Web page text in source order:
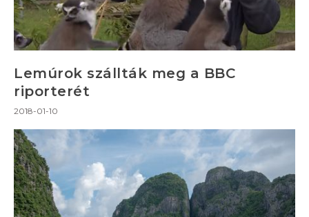
Lemúrok szállták meg a BBC
riporterét
2018-01-10